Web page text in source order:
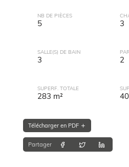
NB DE PIÈCES
5 3
SALLE(S) DE BAIN
3 2
SUPERF. TOTALE
283 m²
Télécharger en PDF
Partager